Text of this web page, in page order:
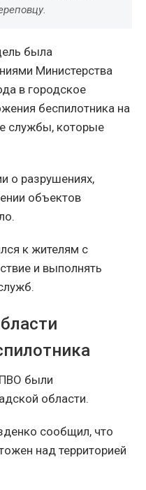
была
Министерства
в городское
беспилотника на
службы, которые
о разрушениях,
объектов
к жителям с
и выполнять
были
области.
сообщил, что
над территорией